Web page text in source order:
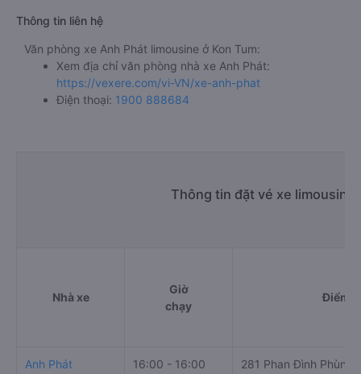
Thông tin liên hệ
Văn phòng xe Anh Phát limousine ở Kon Tum:
Xem địa chỉ văn phòng nhà xe Anh Phát:
https://vexere.com/vi-VN/xe-anh-phat
Điện thoại: 1900 888684
Thông tin đặt vé xe limousine
Nhà xe
Giờ
chạy
Điểm
Anh Phát 16:00 - 16:00 281 Phan Đình Phùng